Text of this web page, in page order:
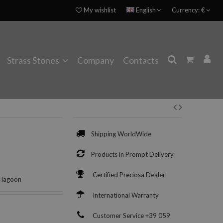
Currency:€
English
My wishlist
Strass Stones Company Contacts
lagoon
Shipping WorldWide
Products in Prompt Delivery
Certified Preciosa Dealer
International Warranty
Customer Service +39 059